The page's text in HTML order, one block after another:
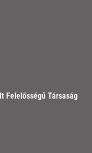
Felelősségű Társaság